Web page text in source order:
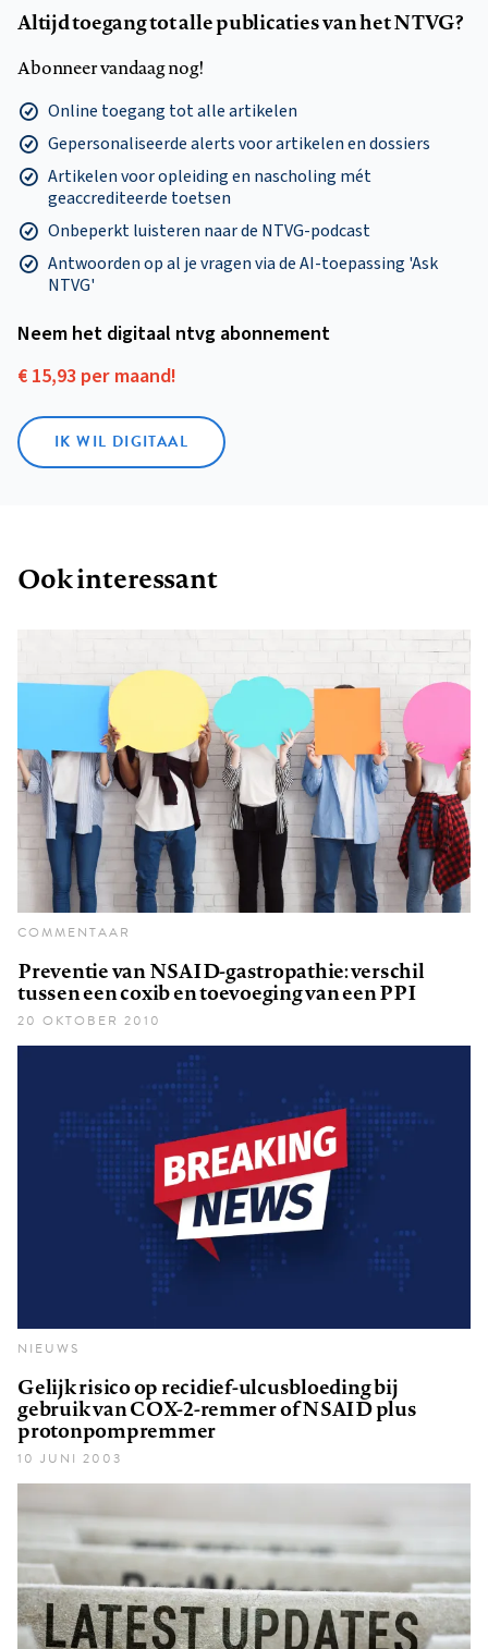
Altijd toegang tot alle publicaties van het NTVG?
Abonneer vandaag nog!
Online toegang tot alle artikelen
Gepersonaliseerde alerts voor artikelen en dossiers
Artikelen voor opleiding en nascholing mét
geaccrediteerde toetsen
Onbeperkt luisteren naar de NTVG-podcast
Antwoorden op al je vragen via de AI-toepassing 'Ask
NTVG'
Neem het digitaal ntvg abonnement
€ 15,93 per maand!
IK WIL DIGITAAL
Ook interessant
COMMENTAAR
Preventie van NSAID-gastropathie: verschil
tussen een coxib en toevoeging van een PPI
20 OKTOBER 2010
NIEUWS
Gelijk risico op recidief-ulcusbloeding bij
gebruik van COX-2-remmer of NSAID plus
protonpompremmer
10 JUNI 2003